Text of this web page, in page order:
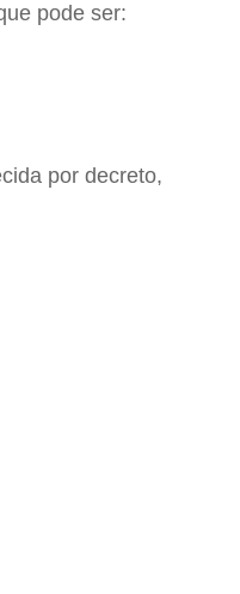
pode ser:
por decreto,